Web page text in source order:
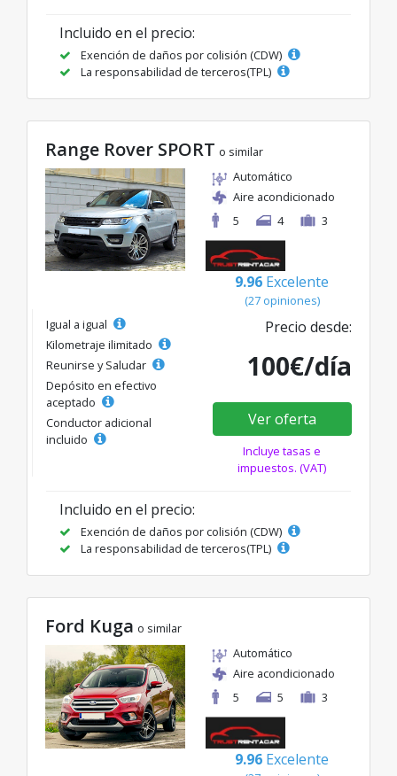
Incluido en el precio:
Exención de daños por colisión (CDW)
La responsabilidad de terceros(TPL)
Range Rover SPORT o similar
Automático
Aire acondicionado
5
4 3
9.96 Excelente
(27 opiniones)
Igual a igual
Kilometraje ilimitado
Reunirse y Saludar
Depósito en efectivo
aceptado
Conductor adicional
incluido
Precio desde:
100€/día
Ver oferta
Incluye tasas e
impuestos. (VAT)
Incluido en el precio:
Exención de daños por colisión (CDW)
La responsabilidad de terceros(TPL)
Ford Kuga o similar
Automático
Aire acondicionado
5
5 3
9.96 Excelente